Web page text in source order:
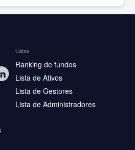
Listas
Ranking de fundos
Lista de Ativos
Lista de Gestores
Lista de Administradores